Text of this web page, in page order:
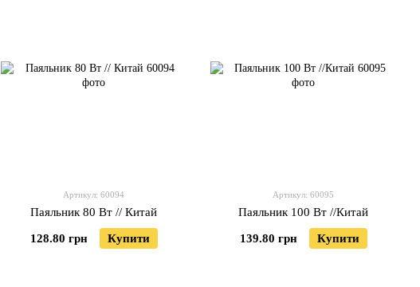
Артикул: 60094
Паяльник 80 Вт // Китай
128.80 грн Купити
Артикул: 60095
Паяльник 100 Вт //Китай
139.80 грн Купити